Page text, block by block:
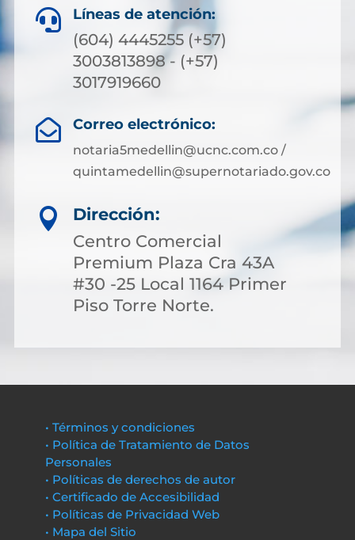
 Líneas de atención:
(604) 4445255 (+57)
3003813898 - (+57)
3017919660
 Correo electrónico:
notaria5medellin@ucnc.com.co /
quintamedellin@supernotariado.gov.co

Dirección:
Centro Comercial
Premium Plaza Cra 43A
#30 -25 Local 1164 Primer
Piso Torre Norte.
• Términos y condiciones
• Política de Tratamiento de Datos
Personales
• Políticas de derechos de autor
• Certificado de Accesibilidad
• Políticas de Privacidad Web
• Mapa del Sitio